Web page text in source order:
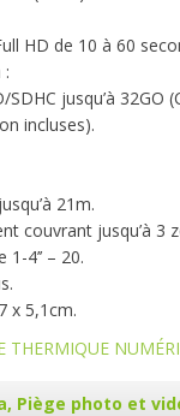
HD de 10 à 60
jusqu’à 32GO
incluses).
21m.
couvrant jusqu’à 3
4’’ – 20.
x 5,1cm.
THERMIQUE
Piège photo et